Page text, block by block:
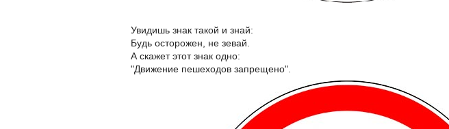
Увидишь знак такой и знай:
Будь осторожен, не зевай.
А скажет этот знак одно:
"Движение пешеходов запрещено".